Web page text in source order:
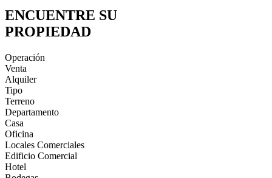
ENCUENTRE SU
PROPIEDAD
Operación
Venta
Alquiler
Tipo
Terreno
Departamento
Casa
Oficina
Locales Comerciales
Edificio Comercial
Hotel